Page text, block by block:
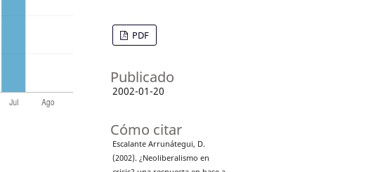
PDF
Publicado
2002-01-20
Cómo citar
Escalante Arrunátegui, D.
(2002). ¿Neoliberalismo en